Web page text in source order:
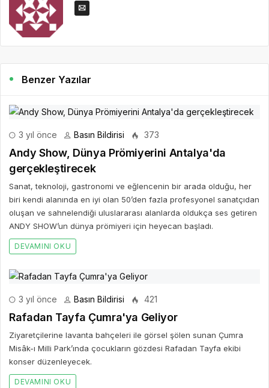
Benzer Yazılar
3 yıl önce Basın Bildirisi 373
Andy Show, Dünya Prömiyerini Antalya'da
gerçekleştirecek
Sanat, teknoloji, gastronomi ve eğlencenin bir arada olduğu, her
biri kendi alanında en iyi olan 50’den fazla profesyonel sanatçıdan
oluşan ve sahnelendiği uluslararası alanlarda oldukça ses getiren
ANDY SHOW’un dünya prömiyeri için heyecan başladı.
DEVAMINI OKU
3 yıl önce Basın Bildirisi 421
Rafadan Tayfa Çumra'ya Geliyor
Ziyaretçilerine lavanta bahçeleri ile görsel şölen sunan Çumra
Misâk-ı Milli Park’ında çocukların gözdesi Rafadan Tayfa ekibi
konser düzenleyecek.
DEVAMINI OKU